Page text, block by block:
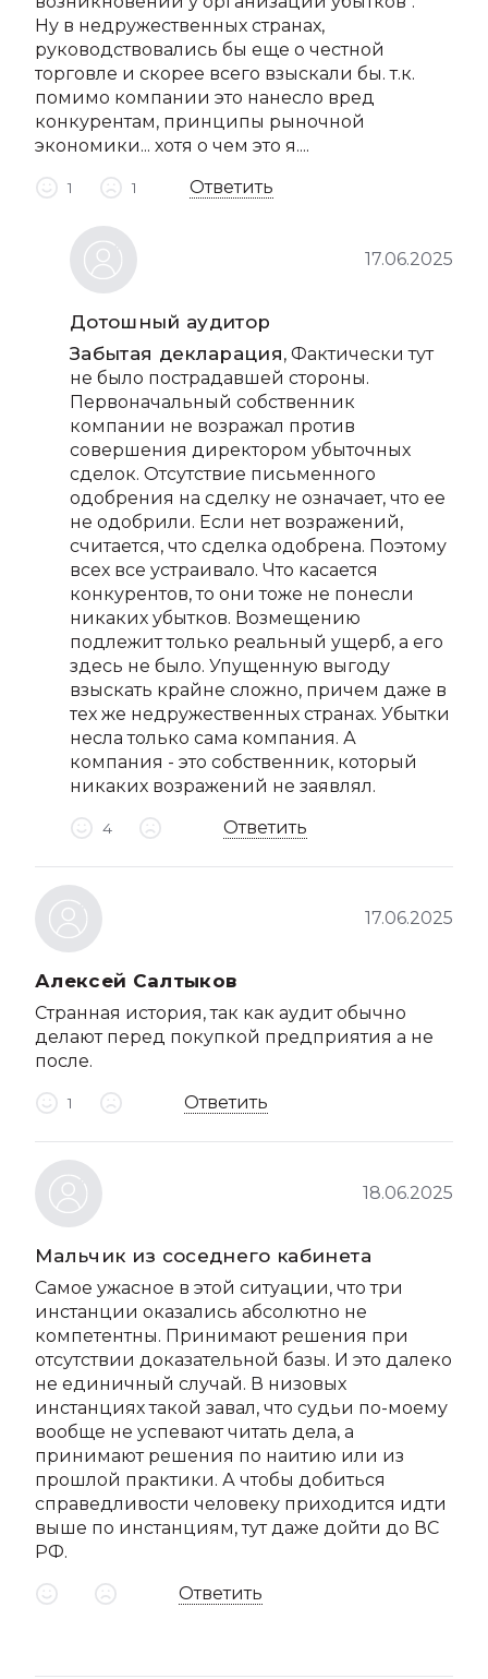
Ну в недружественных странах,
руководствовались бы еще о честной
торговле и скорее всего взыскали бы. т.к.
помимо компании это нанесло вред
конкурентам, принципы рыночной
экономики... хотя о чем это я....
1 1 Ответить
Дотошный аудитор
17.06.2025
Забытая декларация, Фактически тут
не было пострадавшей стороны.
Первоначальный собственник
компании не возражал против
совершения директором убыточных
сделок. Отсутствие письменного
одобрения на сделку не означает, что ее
не одобрили. Если нет возражений,
считается, что сделка одобрена. Поэтому
всех все устраивало. Что касается
конкурентов, то они тоже не понесли
никаких убытков. Возмещению
подлежит только реальный ущерб, а его
здесь не было. Упущенную выгоду
взыскать крайне сложно, причем даже в
тех же недружественных странах. Убытки
несла только сама компания. А
компания - это собственник, который
никаких возражений не заявлял.
4 Ответить
Алексей Салтыков
17.06.2025
Странная история, так как аудит обычно
делают перед покупкой предприятия а не
после.
1 Ответить
Мальчик из соседнего кабинета
18.06.2025
Самое ужасное в этой ситуации, что три
инстанции оказались абсолютно не
компетентны. Принимают решения при
отсутствии доказательной базы. И это далеко
не единичный случай. В низовых
инстанциях такой завал, что судьи по-моему
вообще не успевают читать дела, а
принимают решения по наитию или из
прошлой практики. А чтобы добиться
справедливости человеку приходится идти
выше по инстанциям, тут даже дойти до ВС
РФ.
Ответить